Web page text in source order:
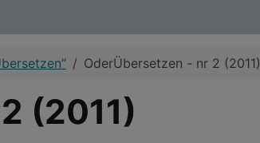
OderÜbersetzen - nr 2 (2011)
(2011)